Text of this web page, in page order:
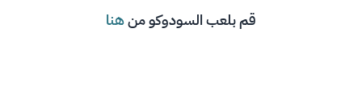
قم بلعب السودوكو منهنا